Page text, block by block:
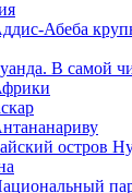
Абеба
В самой
остров